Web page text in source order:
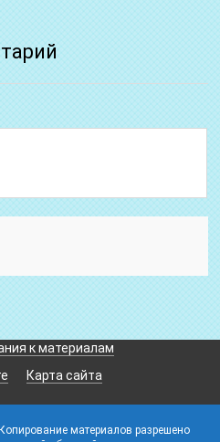
к материалам
Карта сайта
материалов разрешено